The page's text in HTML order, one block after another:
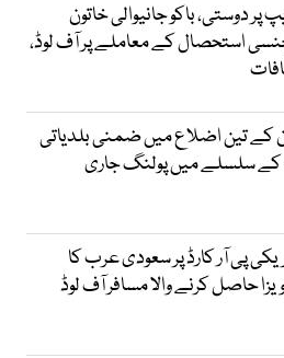
پر دوستی، باکو جانیوالی خاتون
استحصال کے معاملے پر آف لوڈ،
کے تین اضلاع میں ضمنی بلدیاتی
کے سلسلے میں پولنگ جاری
پی آر کارڈ پر سعودی عرب کا
حاصل کرنے والا مسافر آف لوڈ